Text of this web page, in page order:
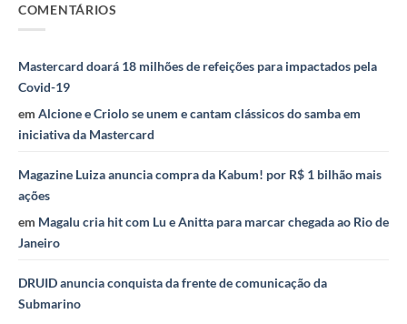
COMENTÁRIOS
Mastercard doará 18 milhões de refeições para impactados pela
Covid-19
em Alcione e Criolo se unem e cantam clássicos do samba em
iniciativa da Mastercard
Magazine Luiza anuncia compra da Kabum! por R$ 1 bilhão mais
ações
em Magalu cria hit com Lu e Anitta para marcar chegada ao Rio de
Janeiro
DRUID anuncia conquista da frente de comunicação da
Submarino